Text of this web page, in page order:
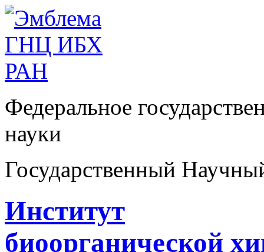
Федеральное
науки
Государственный
Институт
биоорганической